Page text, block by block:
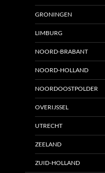
GRONINGEN
LIMBURG
NOORD-BRABANT
NOORD-HOLLAND
NOORDOOSTPOLDER
OVERIJSSEL
UTRECHT
ZEELAND
ZUID-HOLLAND